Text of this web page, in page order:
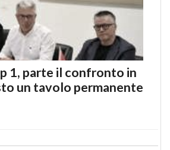
1, parte il confronto in
un tavolo permanente